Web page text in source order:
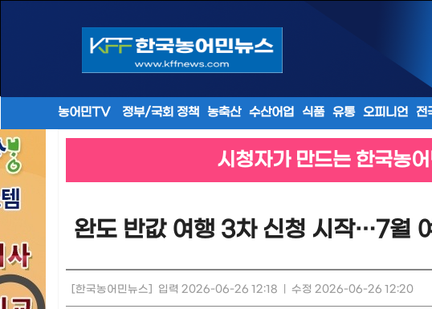
농어민TV 정부/국회 정책 농축산 수산어업 식품 유통 오피니언 전
시청자가 만드는 한국농
완도 반값 여행 3차 신청 시작…7월
[한국농어민뉴스] 입력 2026-06-26 12:18 수정 2026-06-26 12:20